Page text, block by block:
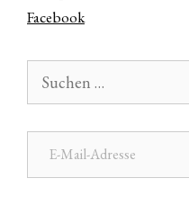
Facebook
nach:
E-Mail-Adresse